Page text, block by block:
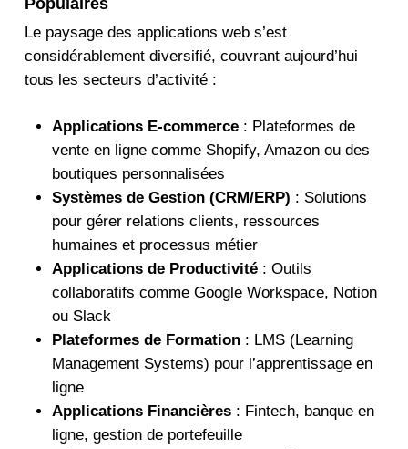
Le paysage des applications web s’est
considérablement diversifié, couvrant aujourd’hui
tous les secteurs d’activité :
Applications E-commerce: Plateformes de
vente en ligne comme Shopify, Amazon ou des
boutiques personnalisées
Systèmes de Gestion (CRM/ERP) : Solutions
pour gérer relations clients, ressources
humaines et processus métier
Applications de Productivité: Outils
collaboratifs comme Google Workspace, Notion
ou Slack
Plateformes de Formation: LMS (Learning
Management Systems) pour l’apprentissage en
ligne
Applications Financières: Fintech, banque en
ligne, gestion de portefeuille